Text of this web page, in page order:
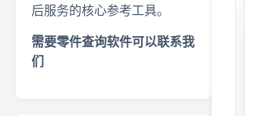
后服务的核心参考工具。
需要零件查询软件可以联系我
们